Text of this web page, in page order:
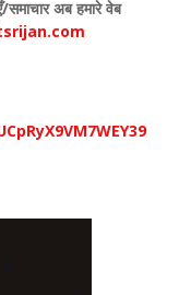
अब हमारे वेब